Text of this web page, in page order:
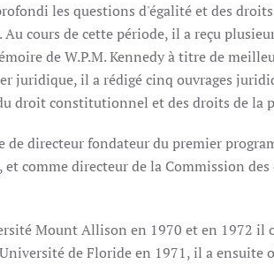
les questions d'égalité et des
cours de cette période, il a reçu
de W.P.M. Kennedy à titre de
juridique, il a rédigé cinq ouvrages
droit constitutionnel et des droits de la
directeur fondateur du premier
comme directeur de la Commission
Mount Allison en 1970 et en 1972 il
de Floride en 1971, il a ensuite